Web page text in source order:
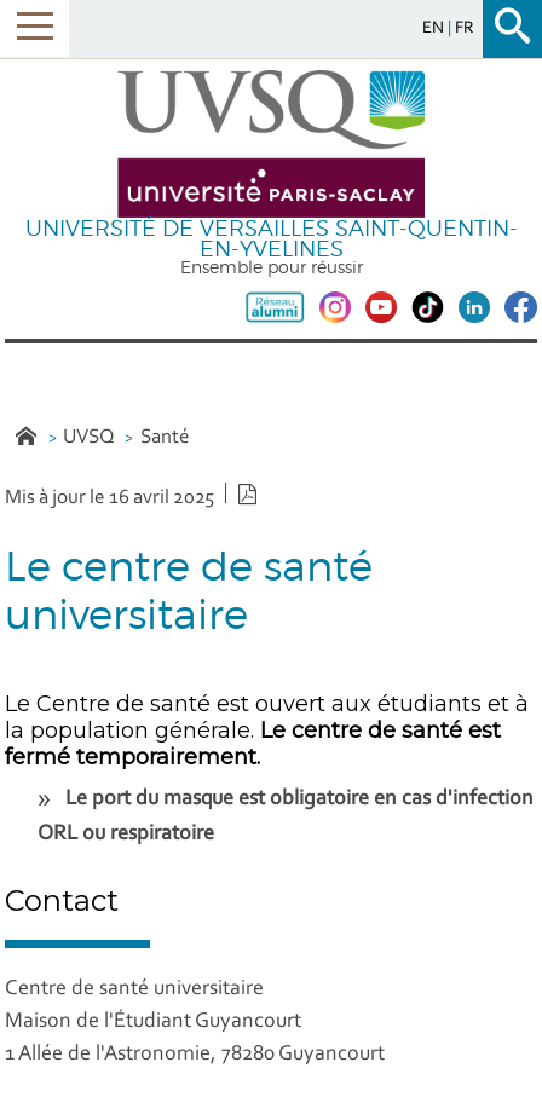
EN FR
UNIVERSITÉ DE VERSAILLES SAINT-QUENTIN-
EN-YVELINES
Ensemble pour réussir
UVSQ Santé
Mis à jour le 16 avril 2025
Le centre de santé
universitaire
Le Centre de santé est ouvert aux étudiants et à
la population générale. Le centre de santé est
fermé temporairement.
Le port du masque est obligatoire en cas d'infection
ORL ou respiratoire
Contact
Centre de santé universitaire
Maison de l'Étudiant Guyancourt
1 Allée de l'Astronomie, 78280 Guyancourt